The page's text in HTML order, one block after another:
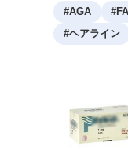
#AGA #
#ヘアライン